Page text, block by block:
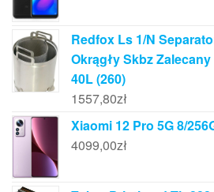
Redfox Ls 1/N
Okrągły Skbz
40L (260)
1557,80zł
Xiaomi 12 Pro 5G 8/
4099,00zł